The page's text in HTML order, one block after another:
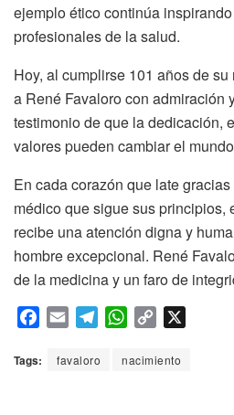
ejemplo ético continúa
profesionales de la salud.
Hoy, al cumplirse 101 años de
a René Favaloro con admiración
testimonio de que la dedicación,
valores pueden cambiar el
En cada corazón que late
médico que sigue sus principios,
recibe una atención digna y
hombre excepcional. René
de la medicina y un faro de
c
a
l
W
a
p
Tags: favaloro nacimiento